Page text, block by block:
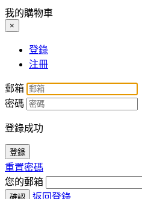
我的購物車
×
登錄
注冊
郵箱
密碼
登錄成功
登錄
重置密碼
您的郵箱
返回登錄